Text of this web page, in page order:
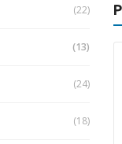
(22)
(13)
(24)
(18)